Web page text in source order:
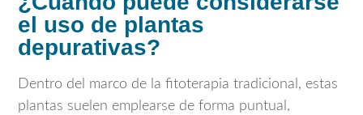
el uso de plantas
depurativas?
Dentro del marco de la fitoterapia tradicional, estas
plantas suelen emplearse de forma puntual,